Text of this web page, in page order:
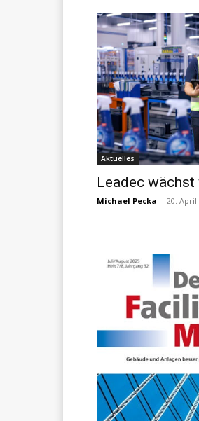
Aktuelles
Leadec
Michael Pecka - 20. April